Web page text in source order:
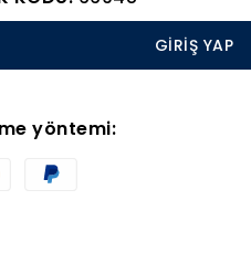
GİRİŞ YAP
yöntemi: